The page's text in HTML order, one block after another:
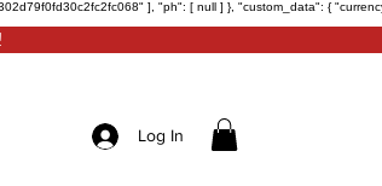
], "ph": [ null ] }, "custom_data": {
Log In